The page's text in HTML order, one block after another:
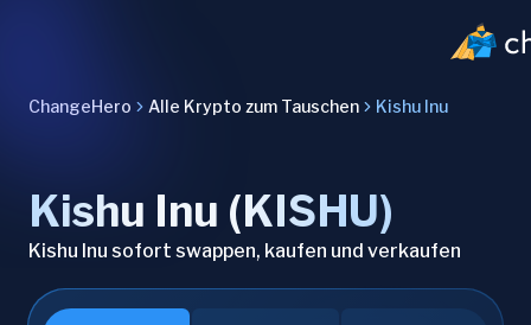
ChangeHero Alle Krypto zum Tauschen Kishu Inu
Kishu Inu (KISHU)
Kishu Inu sofort swappen, kaufen und verkaufen